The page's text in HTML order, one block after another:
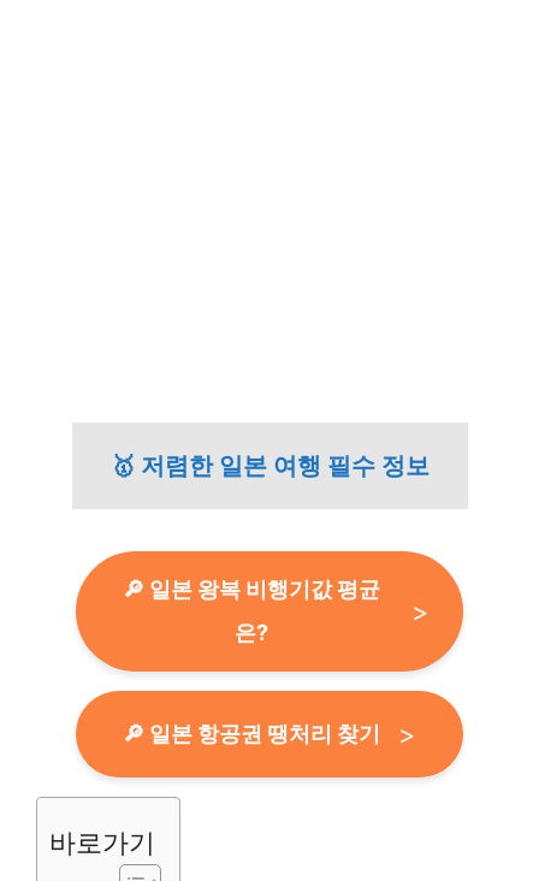
🥇 저렴한 일본 여행 필수 정보
🔎 일본 왕복 비행기값 평균
은?
🔎 일본 항공권 땡처리 찾기
바로가기